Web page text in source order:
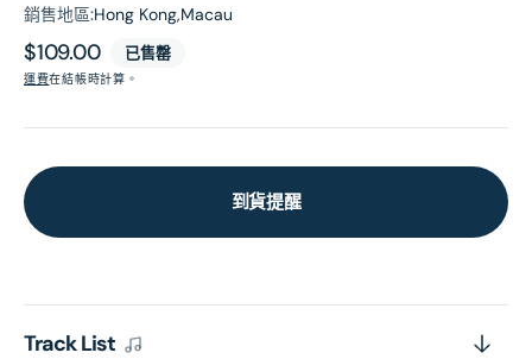
銷售地區:Hong Kong,Macau
原
價
$109.00 已售罄
運費在結帳時計算。
到貨提醒
Track List